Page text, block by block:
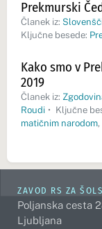
Prekmurski
Članek iz:
Ključne besede:
Kako smo v
2019
Članek iz:
Roudi • Ključne
matičnim narodom,
ZAVOD RS ZA
Poljanska cesta
Ljubljana